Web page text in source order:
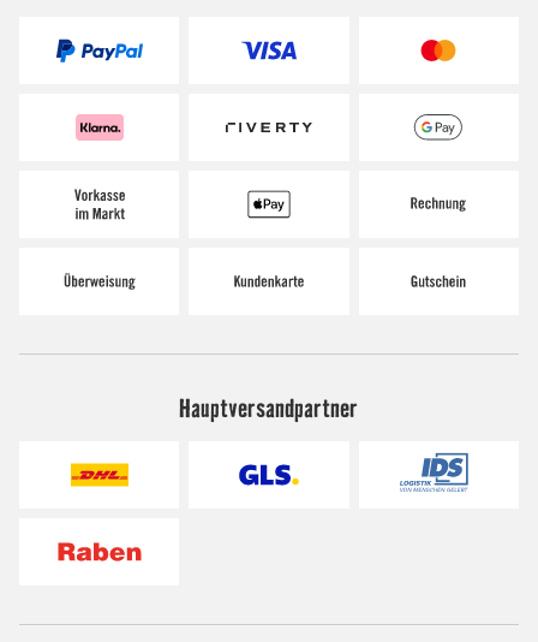
Hauptversandpartner